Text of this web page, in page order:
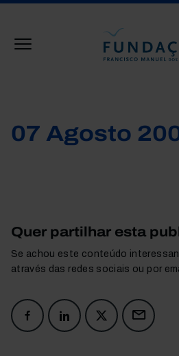
07 Agosto
Quer partilhar esta
Se achou este conteúdo
através das redes sociais ou por